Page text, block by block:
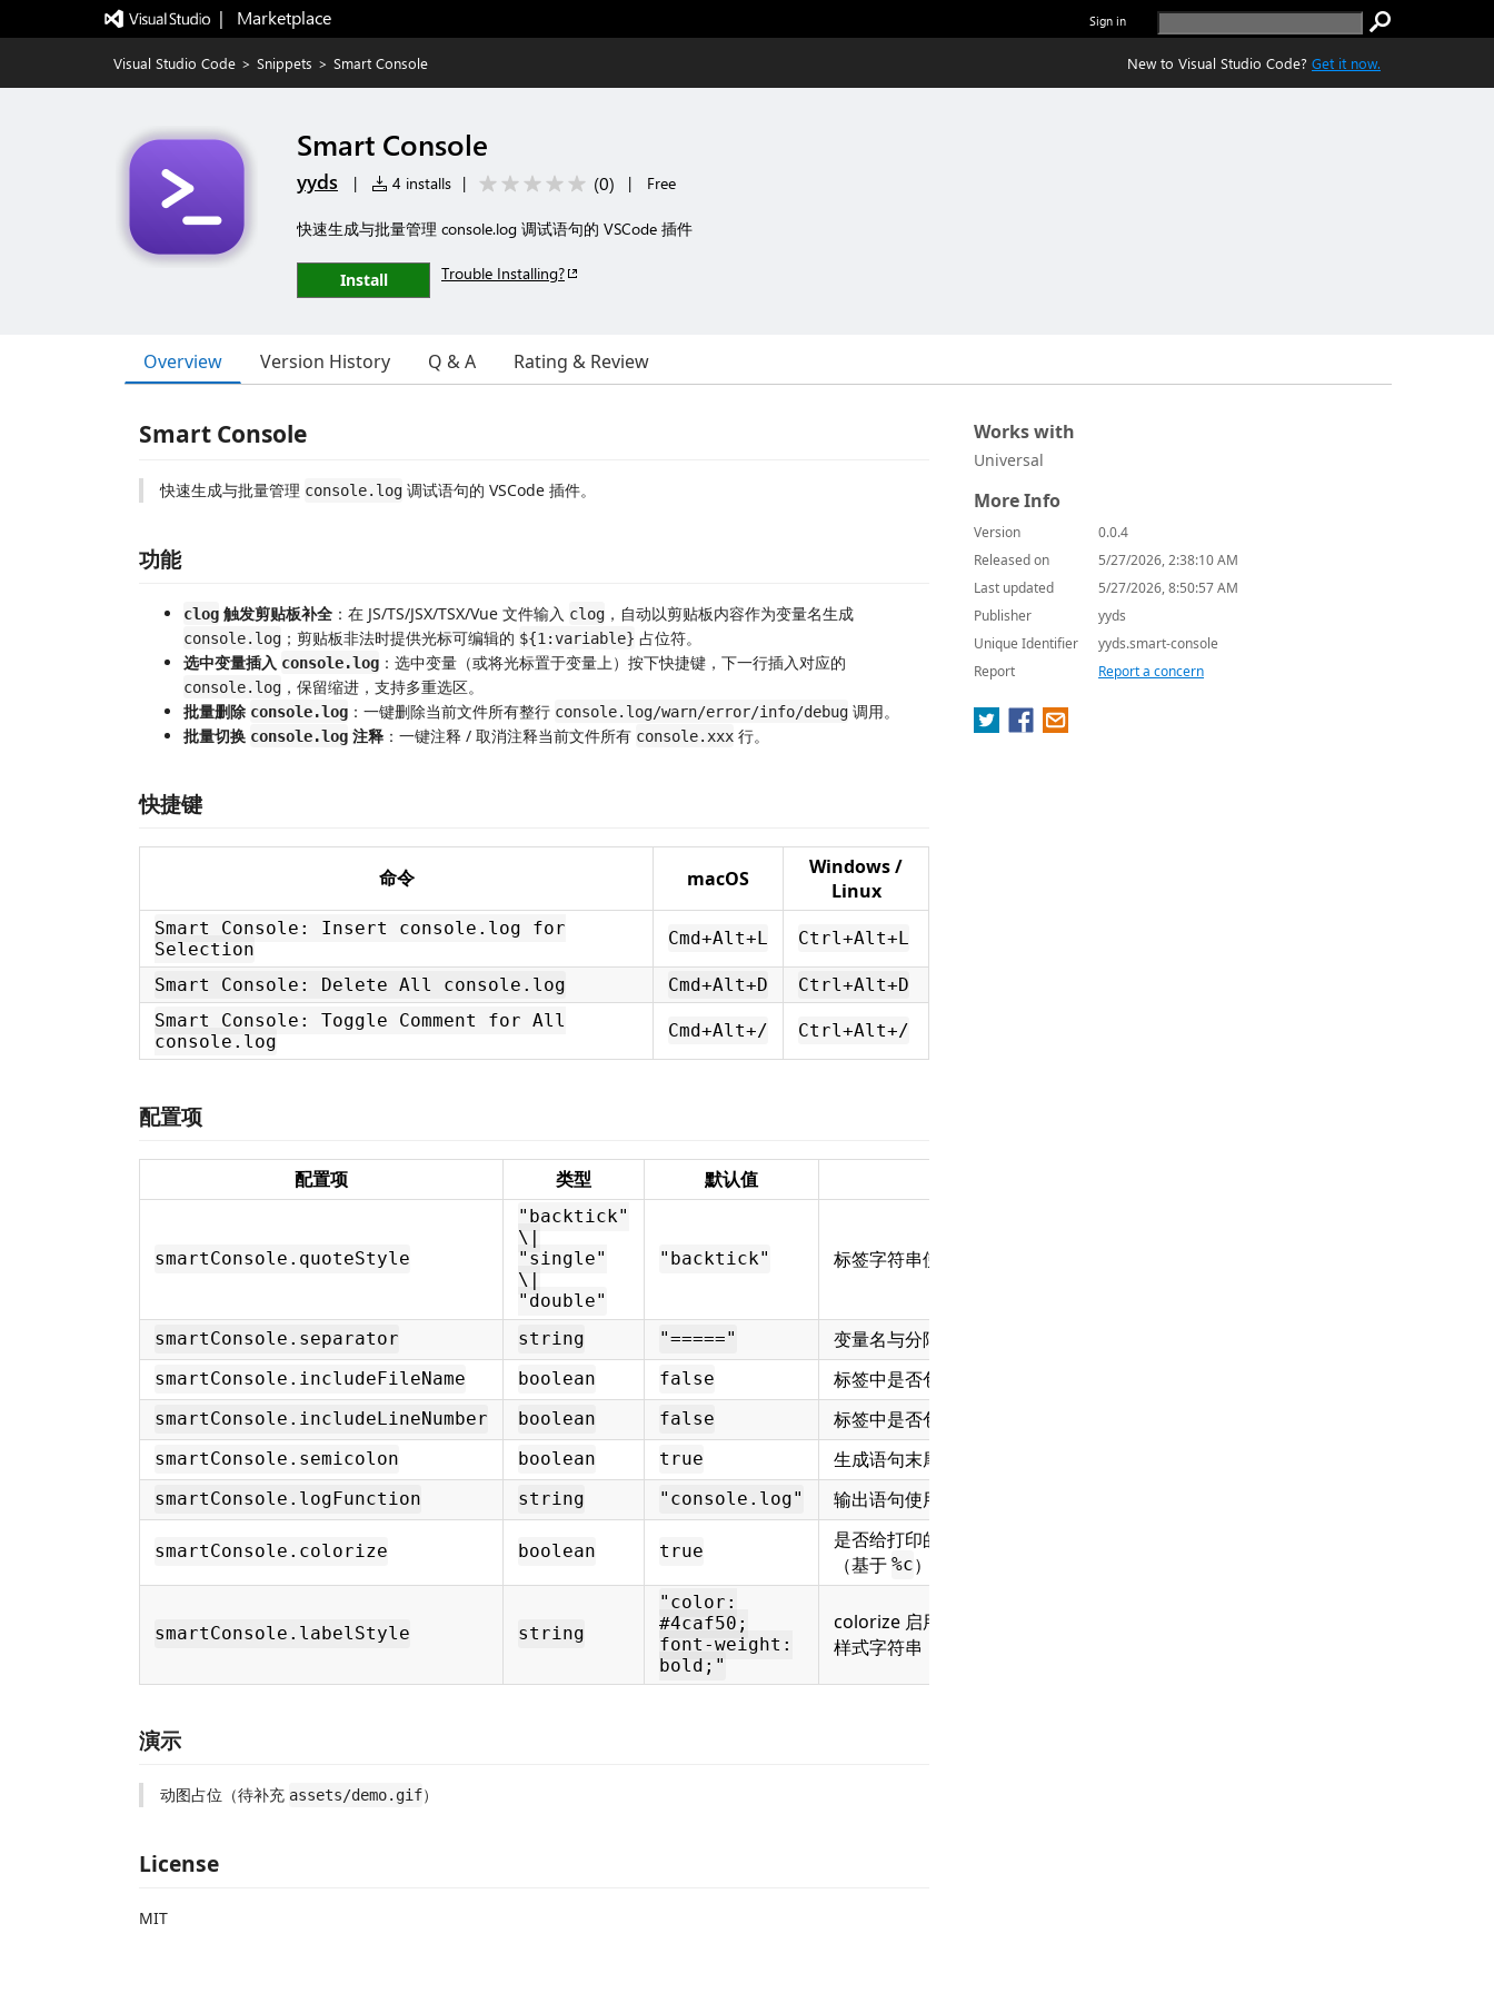
|   Marketplace Sign in
Visual Studio Code > Snippets > Smart Console New to Visual Studio Code? Get it now.
Smart Console
yyds | 4 installs | (0) | Free
快速生成与批量管理 console.log 调试语句的 VSCode 插件
Install Trouble Installing?
Overview Version History Q & A Rating & Review
Smart Console
快速生成与批量管理 console.log 调试语句的 VSCode 插件。
功能
clog 触发剪贴板补全 ：在 JS/TS/JSX/TSX/Vue 文件输入 clog ，自动以剪贴板内容作为变量名生成
console.log ；剪贴板非法时提供光标可编辑的 ${1:variable} 占位符。
选中变量插入 console.log ：选中变量（或将光标置于变量上）按下快捷键，下一行插入对应的
console.log ，保留缩进，支持多重选区。
批量删除 console.log ：一键删除当前文件所有整行 console.log/warn/error/info/debug 调用。
批量切换 console.log 注释 ：一键注释 / 取消注释当前文件所有 console.xxx 行。
快捷键
命令 macOS
Windows /
Linux
Smart Console: Insert console.log for
Selection
Cmd+Alt+L Ctrl+Alt+L
Smart Console: Delete All console.log Cmd+Alt+D
Ctrl+Alt+D
Smart Console: Toggle Comment for All
console.log
Cmd+Alt+/ Ctrl+Alt+/
配置项
配置项 类型 默认值
smartConsole.quoteStyle
"backtick"
\|
"single"
\|
"double"
"backtick" 标签字符串使用的引号风格
smartConsole.separator string "=====" 变量名与分隔符之间的字符
smartConsole.includeFileName boolean false 标签中是否包含当前文件名
smartConsole.includeLineNumber boolean false 标签中是否包含当前行号
smartConsole.semicolon boolean true 生成语句末尾是否添加分号
smartConsole.logFunction string "console.log" 输出语句使用的函数名
smartConsole.colorize boolean true
是否给打印的标签添加颜色样式
（基于 %c）
smartConsole.labelStyle string
"color:
#4caf50;
font-weight:
bold;"
colorize 启用时标签使用的 CSS
样式字符串
演示
动图占位（待补充 assets/demo.gif）
License
MIT
Works with
Universal
More Info
Version
0.0.4
Released on
5/27/2026, 2:38:10 AM
Last updated
5/27/2026, 8:50:57 AM
Publisher
yyds
Unique Identifier
yyds.smart-console
Report
Report a concern